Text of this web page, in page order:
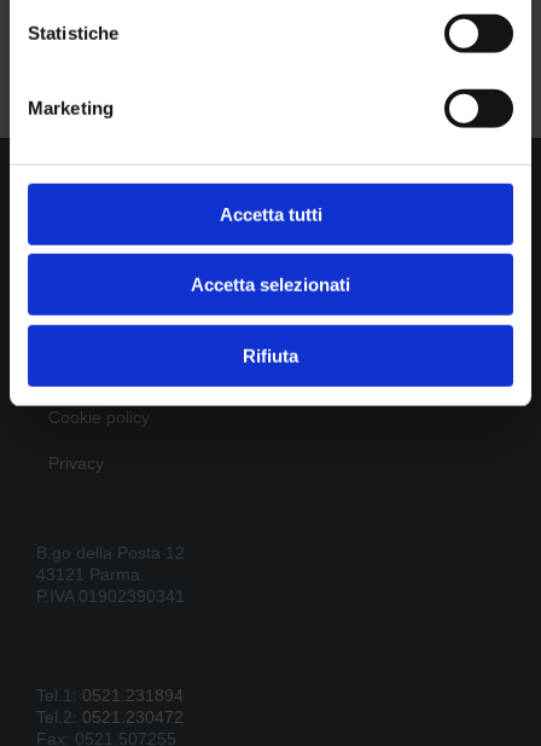
Statistiche
Marketing
Accetta tutti
Accetta selezionati
Rifiuta
STUDIO DI RADIOLOGIA PASTA srl
Diagnostica per immagini
Cookie policy
Privacy
B.go della Posta 12
43121 Parma
P.IVA 01902390341
Tel.1: 0521.231894
Tel.2: 0521.230472
Fax: 0521.507255